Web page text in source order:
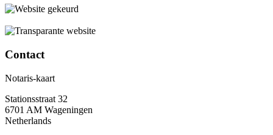
Contact
Notaris-kaart
Stationsstraat 32
6701 AM Wageningen
Netherlands